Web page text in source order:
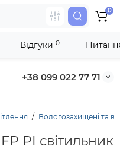
+38 099 022 77 71
0
Вологозахищені та
PI світильник
Відгуки 0